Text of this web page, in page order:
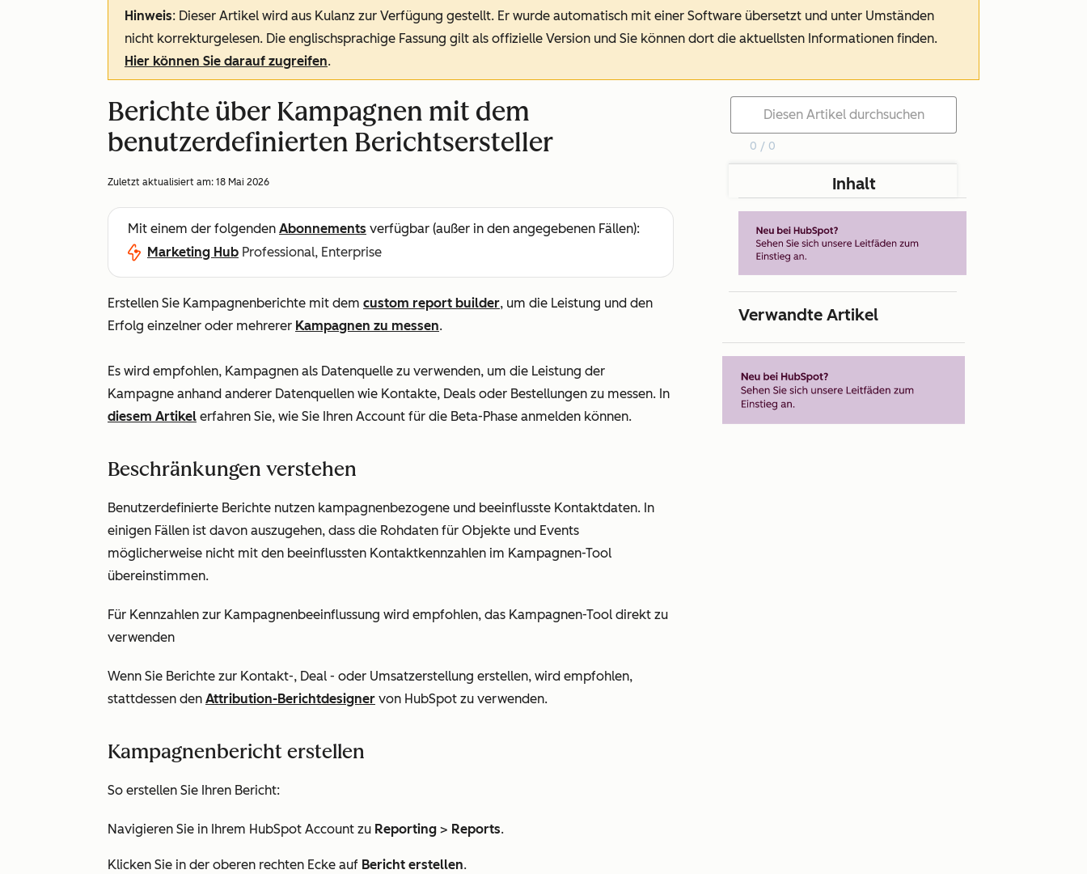
Hinweis: Dieser Artikel wird aus Kulanz zur Verfügung gestellt. Er wurde automatisch mit einer Software übersetzt und unter Umständen
nicht korrekturgelesen. Die englischsprachige Fassung gilt als offizielle Version und Sie können dort die aktuellsten Informationen finden.
Hier können Sie darauf zugreifen.
Berichte über Kampagnen mit dem
benutzerdefinierten Berichtsersteller
Zuletzt aktualisiert am: 18 Mai 2026
Mit einem der folgenden Abonnements verfügbar (außer in den angegebenen Fällen):
Marketing Hub Professional, Enterprise
Erstellen Sie Kampagnenberichte mit dem custom report builder, um die Leistung und den
Erfolg einzelner oder mehrerer Kampagnen zu messen.
Es wird empfohlen, Kampagnen als Datenquelle zu verwenden, um die Leistung der
Kampagne anhand anderer Datenquellen wie Kontakte, Deals oder Bestellungen zu messen. In
diesem Artikel erfahren Sie, wie Sie Ihren Account für die Beta-Phase anmelden können.
Beschränkungen verstehen
Benutzerdefinierte Berichte nutzen kampagnenbezogene und beeinflusste Kontaktdaten. In
einigen Fällen ist davon auszugehen, dass die Rohdaten für Objekte und Events
möglicherweise nicht mit den beeinflussten Kontaktkennzahlen im Kampagnen-Tool
übereinstimmen.
Für Kennzahlen zur Kampagnenbeeinflussung wird empfohlen, das Kampagnen-Tool direkt zu
verwenden
Wenn Sie Berichte zur Kontakt-, Deal - oder Umsatzerstellung erstellen, wird empfohlen,
stattdessen den Attribution-Berichtdesigner von HubSpot zu verwenden.
Kampagnenbericht erstellen
So erstellen Sie Ihren Bericht:
Navigieren Sie in Ihrem HubSpot Account zu Reporting > Reports.
Klicken Sie in der oberen rechten Ecke auf Bericht erstellen.
0 / 0
Inhalt
Verwandte Artikel